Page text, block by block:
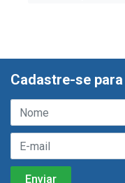
Cadastre-se